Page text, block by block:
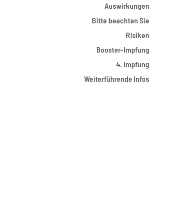
Auswirkungen
Bitte beachten Sie
Risiken
Booster-Impfung
4. Impfung
Weiterführende Infos